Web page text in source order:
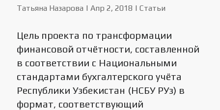
Татьяна Назарова | Апр 2, 2018 | Статьи
Цель проекта по трансформации
финансовой отчётности, составленной
в соответствии с Национальными
стандартами бухгалтерского учёта
Республики Узбекистан (НСБУ РУз) в
формат, соответствующий